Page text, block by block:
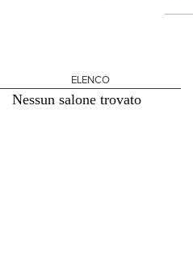
ELENCO
Nessun salone trovato